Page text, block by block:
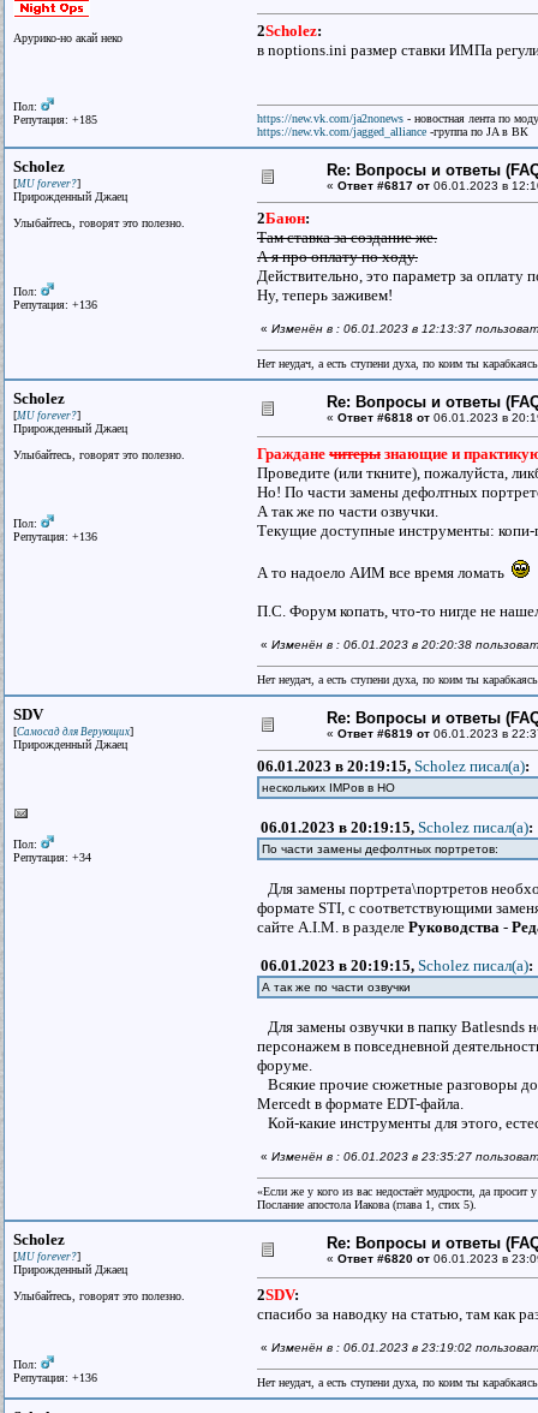
Арурико-но акай неко
Пол:
Репутация: +185
2Scholez:
в noptions.ini размер ставки ИМПа
https://new.vk.com/ja2nonews - новостная лента по
https://new.vk.com/jagged_alliance -группа по JA в ВК
Scholez
[MU forever?]
Прирожденный Джаец
Улыбайтесь, говорят это полезно.
Пол:
Репутация: +136
Re: Вопросы и ответы
« Ответ #6817 от 06.01.2023 в
2Баюн:
Там ставка за создание же.
А я про оплату по ходу.
Действительно, это параметр за оплату
Ну, теперь заживем!
« Изменён в : 06.01.2023 в 12:13:37
Нет неудач, а есть ступени духа, по коим ты
Scholez
[MU forever?]
Прирожденный Джаец
Улыбайтесь, говорят это полезно.
Пол:
Репутация: +136
Re: Вопросы и ответы
« Ответ #6818 от 06.01.2023 в
Граждане читеры знающие и
Проведите (или ткните), пожалуйста,
Но! По части замены дефолтных
А так же по части озвучки.
Текущие доступные инструменты: копи-
А то надоело АИМ все время ломать
П.С. Форум копать, что-то нигде не
« Изменён в : 06.01.2023 в 20:20:38
Нет неудач, а есть ступени духа, по коим ты
SDV
[Самосад для Верующих]
Прирожденный Джаец
Пол:
Репутация: +34
Re: Вопросы и ответы
« Ответ #6819 от 06.01.2023 в
06.01.2023 в 20:19:15, Scholez писал(a):
нескольких IMPов в НО
06.01.2023 в 20:19:15, Scholez писал(a):
По части замены дефолтных портретов:
Для замены портрета\портретов
формате STI, с соответствующими
сайте A.I.M. в разделе Руководства -
06.01.2023 в 20:19:15, Scholez писал(a):
А так же по части озвучки
Для замены озвучки в папку Batlesnds
персонажем в повседневной
форуме.
Всякие прочие сюжетные разговоры
Mercedt в формате EDT-файла.
Кой-какие инструменты для этого,
« Изменён в : 06.01.2023 в 23:35:27
«Если же у кого из вас недостаёт мудрости, да
Послание апостола Иакова (глава 1, стих 5).
Scholez
[MU forever?]
Прирожденный Джаец
Улыбайтесь, говорят это полезно.
Пол:
Репутация: +136
Re: Вопросы и ответы
« Ответ #6820 от 06.01.2023 в
2SDV:
спасибо за наводку на статью, там как
« Изменён в : 06.01.2023 в 23:19:02
Нет неудач, а есть ступени духа, по коим ты